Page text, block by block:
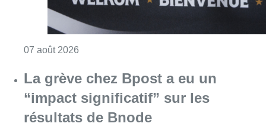
07 août 2026
La grève chez Bpost a eu un
“impact significatif” sur les
résultats de Bnode